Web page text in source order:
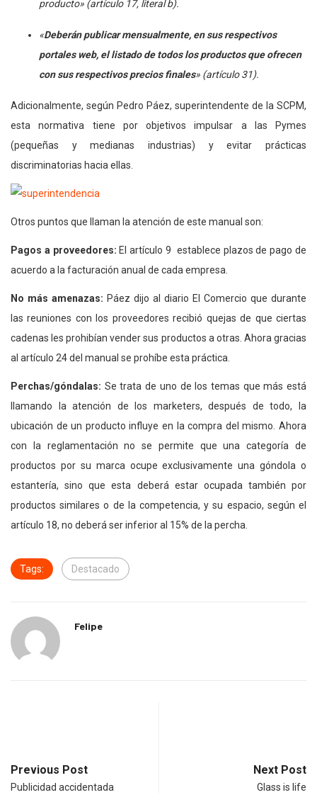
producto» (artículo 17, literal b).
«Deberán publicar mensualmente, en sus respectivos
portales web, el listado de todos los productos que ofrecen
con sus respectivos precios finales» (artículo 31).
Adicionalmente, según Pedro Páez, superintendente de la SCPM,
esta normativa tiene por objetivos impulsar a las Pymes
(pequeñas y medianas industrias) y evitar prácticas
discriminatorias hacia ellas.
Otros puntos que llaman la atención de este manual son:
Pagos a proveedores: El artículo 9 establece plazos de pago de
acuerdo a la facturación anual de cada empresa.
No más amenazas: Páez dijo al diario El Comercio que durante
las reuniones con los proveedores recibió quejas de que ciertas
cadenas les prohibían vender sus productos a otras. Ahora gracias
al artículo 24 del manual se prohíbe esta práctica.
Perchas/góndalas: Se trata de uno de los temas que más está
llamando la atención de los marketers, después de todo, la
ubicación de un producto influye en la compra del mismo. Ahora
con la reglamentación no se permite que una categoría de
productos por su marca ocupe exclusivamente una góndola o
estantería, sino que esta deberá estar ocupada también por
productos similares o de la competencia, y su espacio, según el
artículo 18, no deberá ser inferior al 15% de la percha.
Tags: Destacado
Felipe
Previous Post
Publicidad accidentada
Next Post
Glass is life